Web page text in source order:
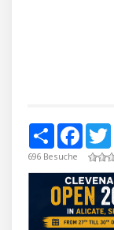
Share
696 Besuche